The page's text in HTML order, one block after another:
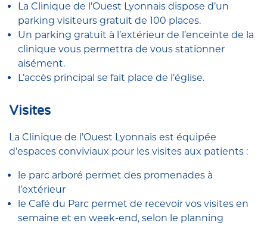
La Clinique de l’Ouest Lyonnais dispose d’un
parking visiteurs gratuit de 100 places.
Un parking gratuit à l’extérieur de l’enceinte de la
clinique vous permettra de vous stationner
aisément.
L’accès principal se fait place de l’église.
Visites
La Clinique de l’Ouest Lyonnais est équipée
d’espaces conviviaux pour les visites aux patients :
le parc arboré permet des promenades à
l’extérieur
le Café du Parc permet de recevoir vos visites en
semaine et en week-end, selon le planning